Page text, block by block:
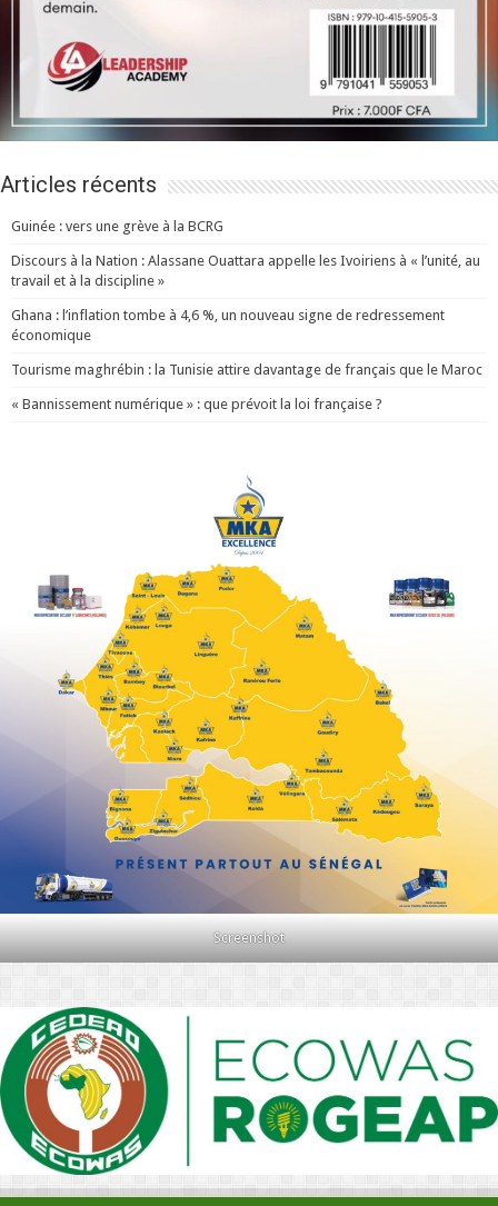
Articles récents
Guinée : vers une grève à la BCRG
Discours à la Nation : Alassane Ouattara appelle les Ivoiriens à « l’unité, au
travail et à la discipline »
Ghana : l’inflation tombe à 4,6 %, un nouveau signe de redressement
économique
Tourisme maghrébin : la Tunisie attire davantage de français que le Maroc
« Bannissement numérique » : que prévoit la loi française ?
Screenshot